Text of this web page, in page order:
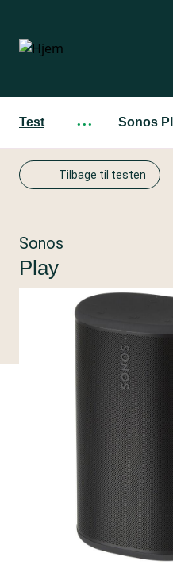
hovedindhold
Test ··· Sonos
Tilbage til testen
Sonos
Play